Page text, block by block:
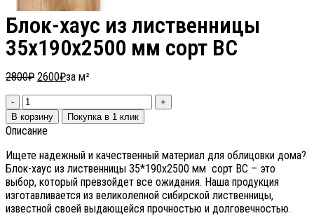
Блок-хаус из лиственницы
35х190х2500 мм сорт ВС
2800₽ 2600₽за м²
В корзину Покупка в 1 клик
Описание
Ищете надежный и качественный материал для облицовки дома?
Блок-хаус из лиственницы 35*190х2500 мм сорт ВС – это
выбор, который превзойдет все ожидания. Наша продукция
изготавливается из великолепной сибирской лиственницы,
известной своей выдающейся прочностью и долговечностью.